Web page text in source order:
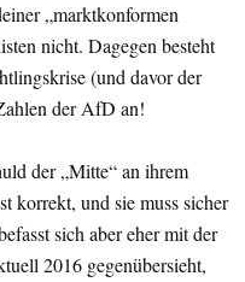
„marktkonformen
nicht. Dagegen besteht
(und davor der
der AfD an!
der „Mitte“ an ihrem
korrekt, und sie muss sicher
sich aber eher mit der
2016 gegenübersieht,